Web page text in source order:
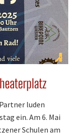
luden
ein. Am 6. Mai
Schulen am